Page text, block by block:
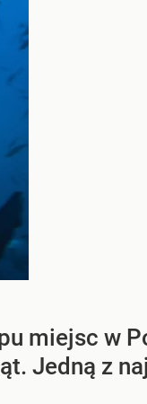
miejsc w
Jedną z